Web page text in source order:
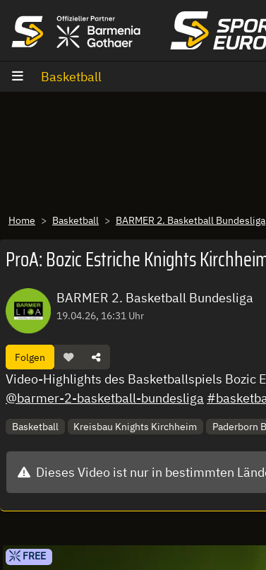
Basketball
Home Basketball BARMER 2. Basketball Bundesliga
ProA: Bozic Estriche Knights
BARMER 2. Basketball Bundesliga
19.04.26, 16:31 Uhr
Folgen
Video-Highlights des Basketballspiels Bozic
@barmer-2-basketball-bundesliga
Basketball Kreisbau Knights Kirchheim Paderborn
Dieses Video ist nur in bestimmten
FREE